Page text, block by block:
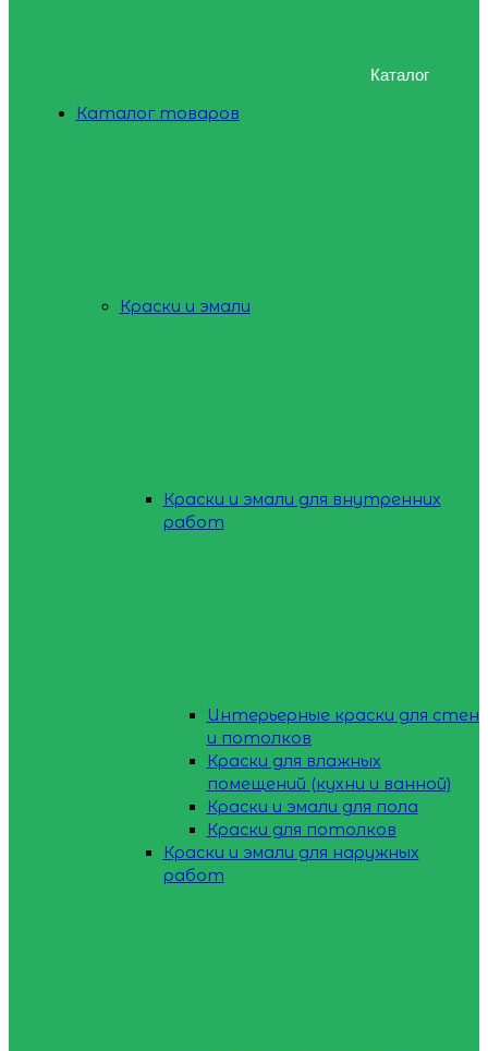
Каталог
Каталог товаров
Краски и эмали
Краски и эмали для внутренних
работ
Интерьерные краски для стен
и потолков
Краски для влажных
помещений (кухни и ванной)
Краски и эмали для пола
Краски для потолков
Краски и эмали для наружных
работ